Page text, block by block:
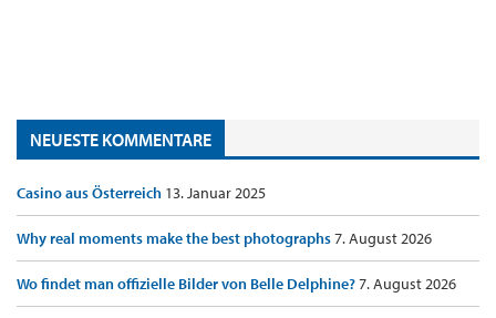
NEUESTE KOMMENTARE
Casino aus Österreich 13. Januar 2025
Why real moments make the best photographs7. August 2026
Wo findet man offizielle Bilder von Belle Delphine?7. August 2026